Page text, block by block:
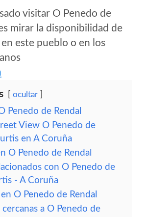
visitar O Penedo de
mirar la disponibilidad de
este pueblo o en los
ocultar
Penedo de Rendal
View O Penedo de
en A Coruña
O Penedo de Rendal
con O Penedo de
- A Coruña
O Penedo de Rendal
cercanas a O Penedo de